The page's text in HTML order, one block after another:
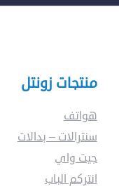
منتجات زونتل
هواتف
سنترالات – بدالات
جيت واي
انتركم الباب